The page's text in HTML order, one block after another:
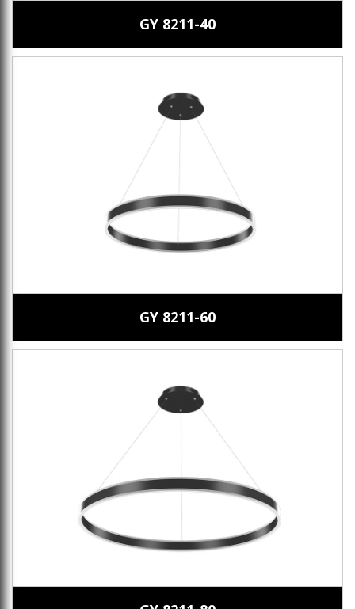
GY 8211-40
GY 8211-60